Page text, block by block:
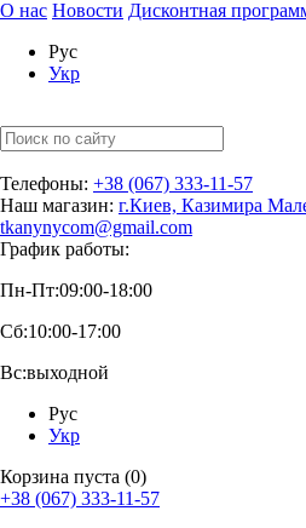
О нас Новости Дисконтная
Рус
Укр
Телефоны: +38 (067) 333-11-57
Наш магазин: г.Киев, Казимира
tkanynycom@gmail.com
График работы:
Пн-Пт:09:00-18:00
Сб:10:00-17:00
Вс:выходной
Рус
Укр
Корзина пуста (0)
+38 (067) 333-11-57